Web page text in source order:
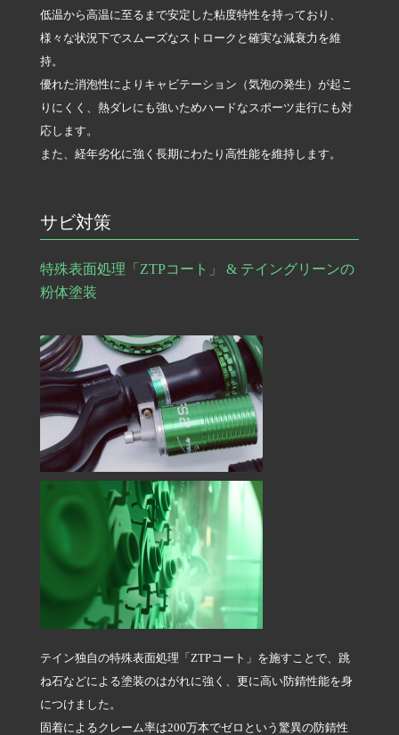
低温から高温に至るまで安定した粘度特性を持っており、
様々な状況下でスムーズなストロークと確実な減衰力を維
持。
優れた消泡性によりキャビテーション（気泡の発生）が起こ
りにくく、熱ダレにも強いためハードなスポーツ走行にも対
応します。
また、経年劣化に強く長期にわたり高性能を維持します。
サビ対策
特殊表面処理「ZTPコート」 & テイングリーンの
粉体塗装
テイン独自の特殊表面処理「ZTPコート」を施すことで、跳
ね石などによる塗装のはがれに強く、更に高い防錆性能を身
につけました。
固着によるクレーム率は200万本でゼロという驚異の防錆性